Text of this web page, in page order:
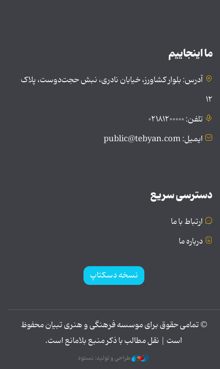
ما اینجاییم
آدرس: بلوار کشاورز، خیابان نادری، نبش حجت‌دوست، پلاک
۱۲
تلفن: ۰۲۱۸۱۲۰۰۰۰۰
ایمیل: public@tebyan.com
دسترسی سریع
ارتباط با ما
درباره ما
نسخه دسکتاپ
© تمامی حقوق برای موسسه فرهنگی و هنری تبیان محفوظ
است | نقل مطالب با ذکر منبع بلامانع است.
طراحی و تولید: نستوه